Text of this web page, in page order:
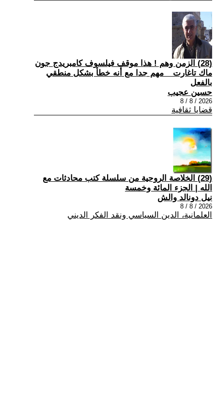
(28) الزمن وهم ! هذا موقف فيلسوف كامبريدج جون
ماك تاغارت _ مهم جدا مع أنه خطأ بشكل منطقي
بالفعل
حسين عجيب
2026 / 8 / 8
قضايا ثقافية
(29) الخلاصة الروحية من سلسلة كتب محادثات مع
الله | الجزء المائة وخمسة
نيل دونالد والش
2026 / 8 / 8
العلمانية، الدين السياسي ونقد الفكر الديني